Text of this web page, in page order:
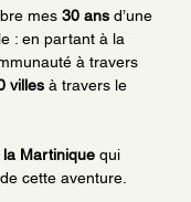
mes 30 ans d’une
: en partant à la
à travers
villes à travers le
la Martinique qui
cette aventure.